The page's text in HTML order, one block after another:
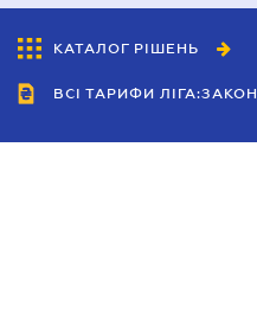
КАТАЛОГ РІШЕНЬ
ВСІ ТАРИФИ ЛІГА:ЗАКОН